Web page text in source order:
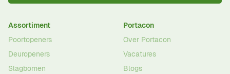
Assortiment
Poortopeners
Deuropeners
Slagbomen
Portacon
Over Portacon
Vacatures
Blogs